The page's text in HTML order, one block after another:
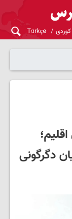
کوردی Türkçe
دگرگونی